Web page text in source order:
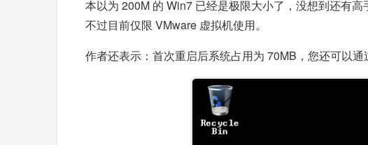
本以为 200M 的 Win7 已经是极限大小了，没想到还有
不过目前仅限 VMware 虚拟机使用。
作者还表示：首次重启后系统占用为 70MB，您还可以